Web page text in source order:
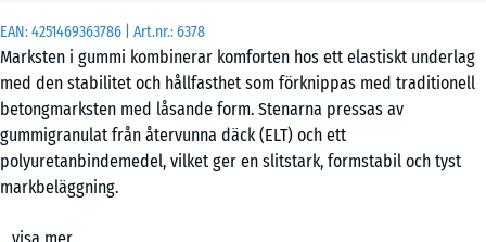
EAN:4251469363786 | Art.nr.:6378
Marksten i gummi kombinerar komforten hos ett elastiskt underlag
med den stabilitet och hållfasthet som förknippas med traditionell
betongmarksten med låsande form. Stenarna pressas av
gummigranulat från återvunna däck (ELT) och ett
polyuretanbindemedel, vilket ger en slitstark, formstabil och tyst
markbeläggning.